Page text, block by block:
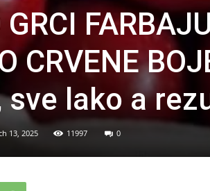
GRCI
CRVENE
sve lako a
13, 2025 11997 0